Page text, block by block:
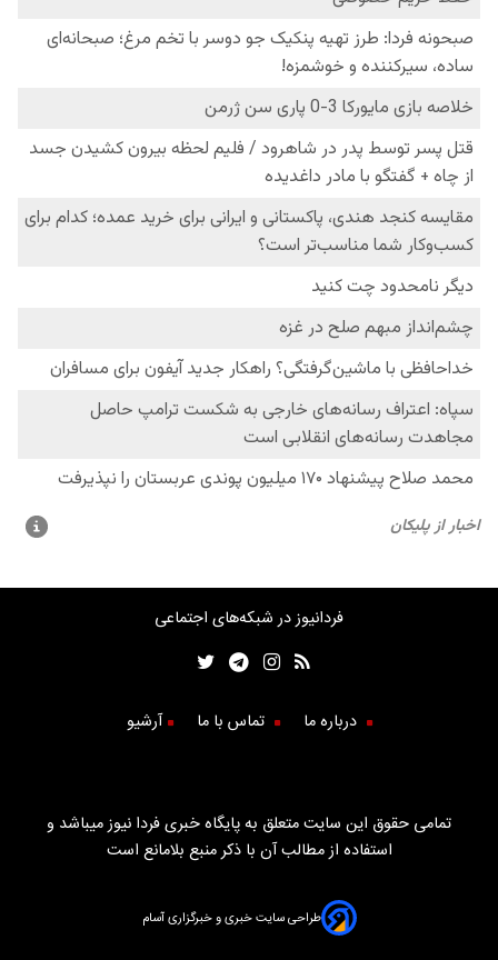
فردانیوز در شبکه‌های اجتماعی
درباره ما تماس با ما آرشیو
تمامی حقوق این سایت متعلق به پایگاه خبری فردا نیوز میباشد و
استفاده از مطالب آن با ذکر منبع بلامانع است
طراحی سایت خبری و خبرگزاری آسام